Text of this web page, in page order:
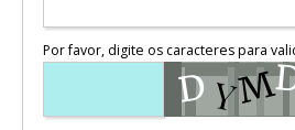
Por favor, digite os caracteres para